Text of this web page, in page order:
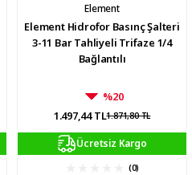
Element
Element Hidrofor Basınç Şalteri
3-11 Bar Tahliyeli Trifaze 1/4
Bağlantılı
%20
1.497,44 TL1.871,80 TL
Ücretsiz Kargo
(0)